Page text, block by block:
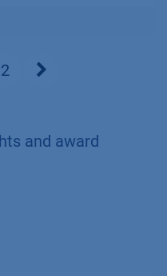
2
and award